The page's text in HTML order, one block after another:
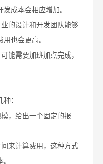
成本会相应增加。
的设计和开发团队能够
也会更高。
能需要加班加点完成，
：
，给出一个固定的报
来计算费用，这种方式